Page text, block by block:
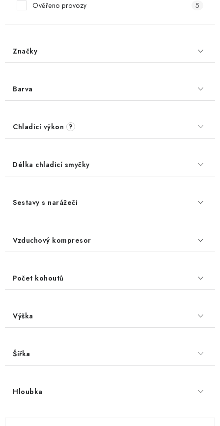
Ověřeno provozy
5
Značky
Barva
Chladicí výkon ?
Délka chladicí smyčky
Sestavy s narážeči
Vzduchový kompresor
Počet kohoutů
Výška
Šířka
Hloubka